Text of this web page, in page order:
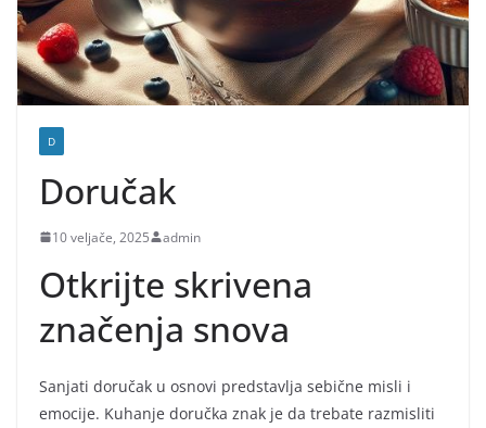
D
Doručak
10 veljače, 2025 admin
Otkrijte skrivena
značenja snova
Sanjati doručak u osnovi predstavlja sebične misli i
emocije. Kuhanje doručka znak je da trebate razmisliti